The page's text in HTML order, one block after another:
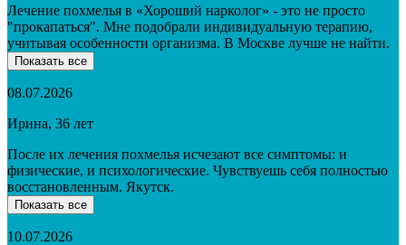
Лечение похмелья в «Хороший нарколог» - это не просто
"прокапаться". Мне подобрали индивидуальную терапию,
учитывая особенности организма. В Москве лучше не найти.
Показать все
08.07.2026
Ирина, 36 лет
После их лечения похмелья исчезают все симптомы: и
физические, и психологические. Чувствуешь себя полностью
восстановленным. Якутск.
Показать все
10.07.2026